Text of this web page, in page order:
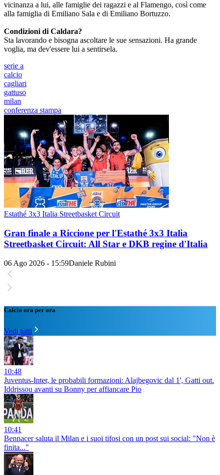
vicinanza a lui, alle famiglie dei ragazzi e al Flamengo, così come
alla famiglia di Emiliano Sala e di Emiliano Bortuzzo.
Condizioni di Caldara?
Sta lavorando e bisogna ascoltare le sue sensazioni. Ha grande
voglia, ma dev'essere lui a sentirsela.
serie a
calcio
cagliari
gattuso
milan
conferenza stampa
Estathé 3x3 Italia Streetbasket Circuit
Gran finale a Riccione per l'Estathé 3x3 Italia
Streetbasket Circuit: All Star e DKB regine d'Italia
06 Ago 2026 - 15:59Daniele Rubini
Calcio ora per ora
Vedi tutti
10:48
Juventus-Inter, le probabili formazioni: Alajbegovic dal 1', Gatti out.
Iddrissou avanti su Bonny per affiancare Pio
10:41
Bennacer saluta il Milan e i suoi tifosi con un post sui social: "Non è
finita..."